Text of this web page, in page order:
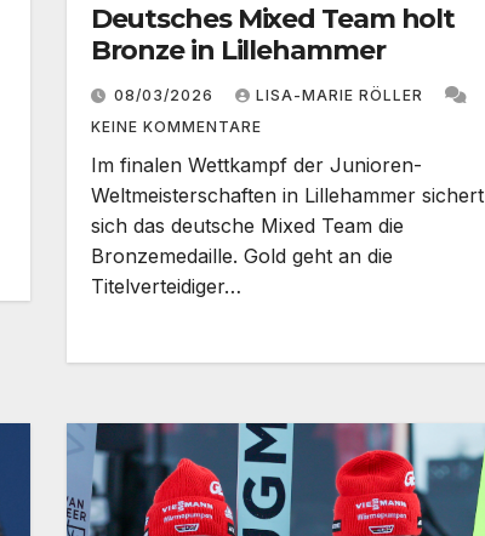
Deutsches Mixed Team holt
Bronze in Lillehammer
08/03/2026
LISA-MARIE RÖLLER
KEINE KOMMENTARE
Im finalen Wettkampf der Junioren-
Weltmeisterschaften in Lillehammer sichert
sich das deutsche Mixed Team die
Bronzemedaille. Gold geht an die
Titelverteidiger…